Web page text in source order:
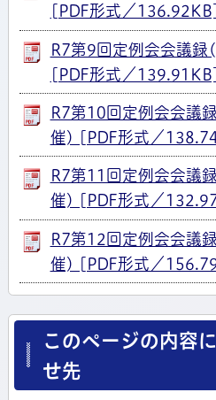
[PDF形式／136.92KB]
R7第9回定例会会議
[PDF形式／139.91KB]
R7第10回定例会会議
催) [PDF形式／
R7第11回定例会会議
催) [PDF形式／
R7第12回定例会会議
催) [PDF形式／
このページの内容
せ先